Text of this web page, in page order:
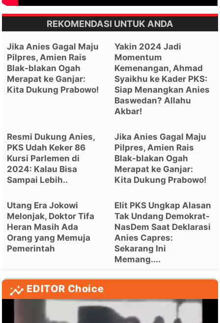
REKOMENDASI UNTUK ANDA
Jika Anies Gagal Maju
Pilpres, Amien Rais
Blak-blakan Ogah
Merapat ke Ganjar:
Kita Dukung Prabowo!
Yakin 2024 Jadi
Momentum
Kemenangan, Ahmad
Syaikhu ke Kader PKS:
Siap Menangkan Anies
Baswedan? Allahu
Akbar!
Resmi Dukung Anies,
PKS Udah Keker 86
Kursi Parlemen di
2024: Kalau Bisa
Sampai Lebih..
Jika Anies Gagal Maju
Pilpres, Amien Rais
Blak-blakan Ogah
Merapat ke Ganjar:
Kita Dukung Prabowo!
Utang Era Jokowi
Melonjak, Doktor Tifa
Heran Masih Ada
Orang yang Memuja
Pemerintah
Elit PKS Ungkap Alasan
Tak Undang Demokrat-
NasDem Saat Deklarasi
Anies Capres:
Sekarang Ini
Memang....
EDITOR Choice